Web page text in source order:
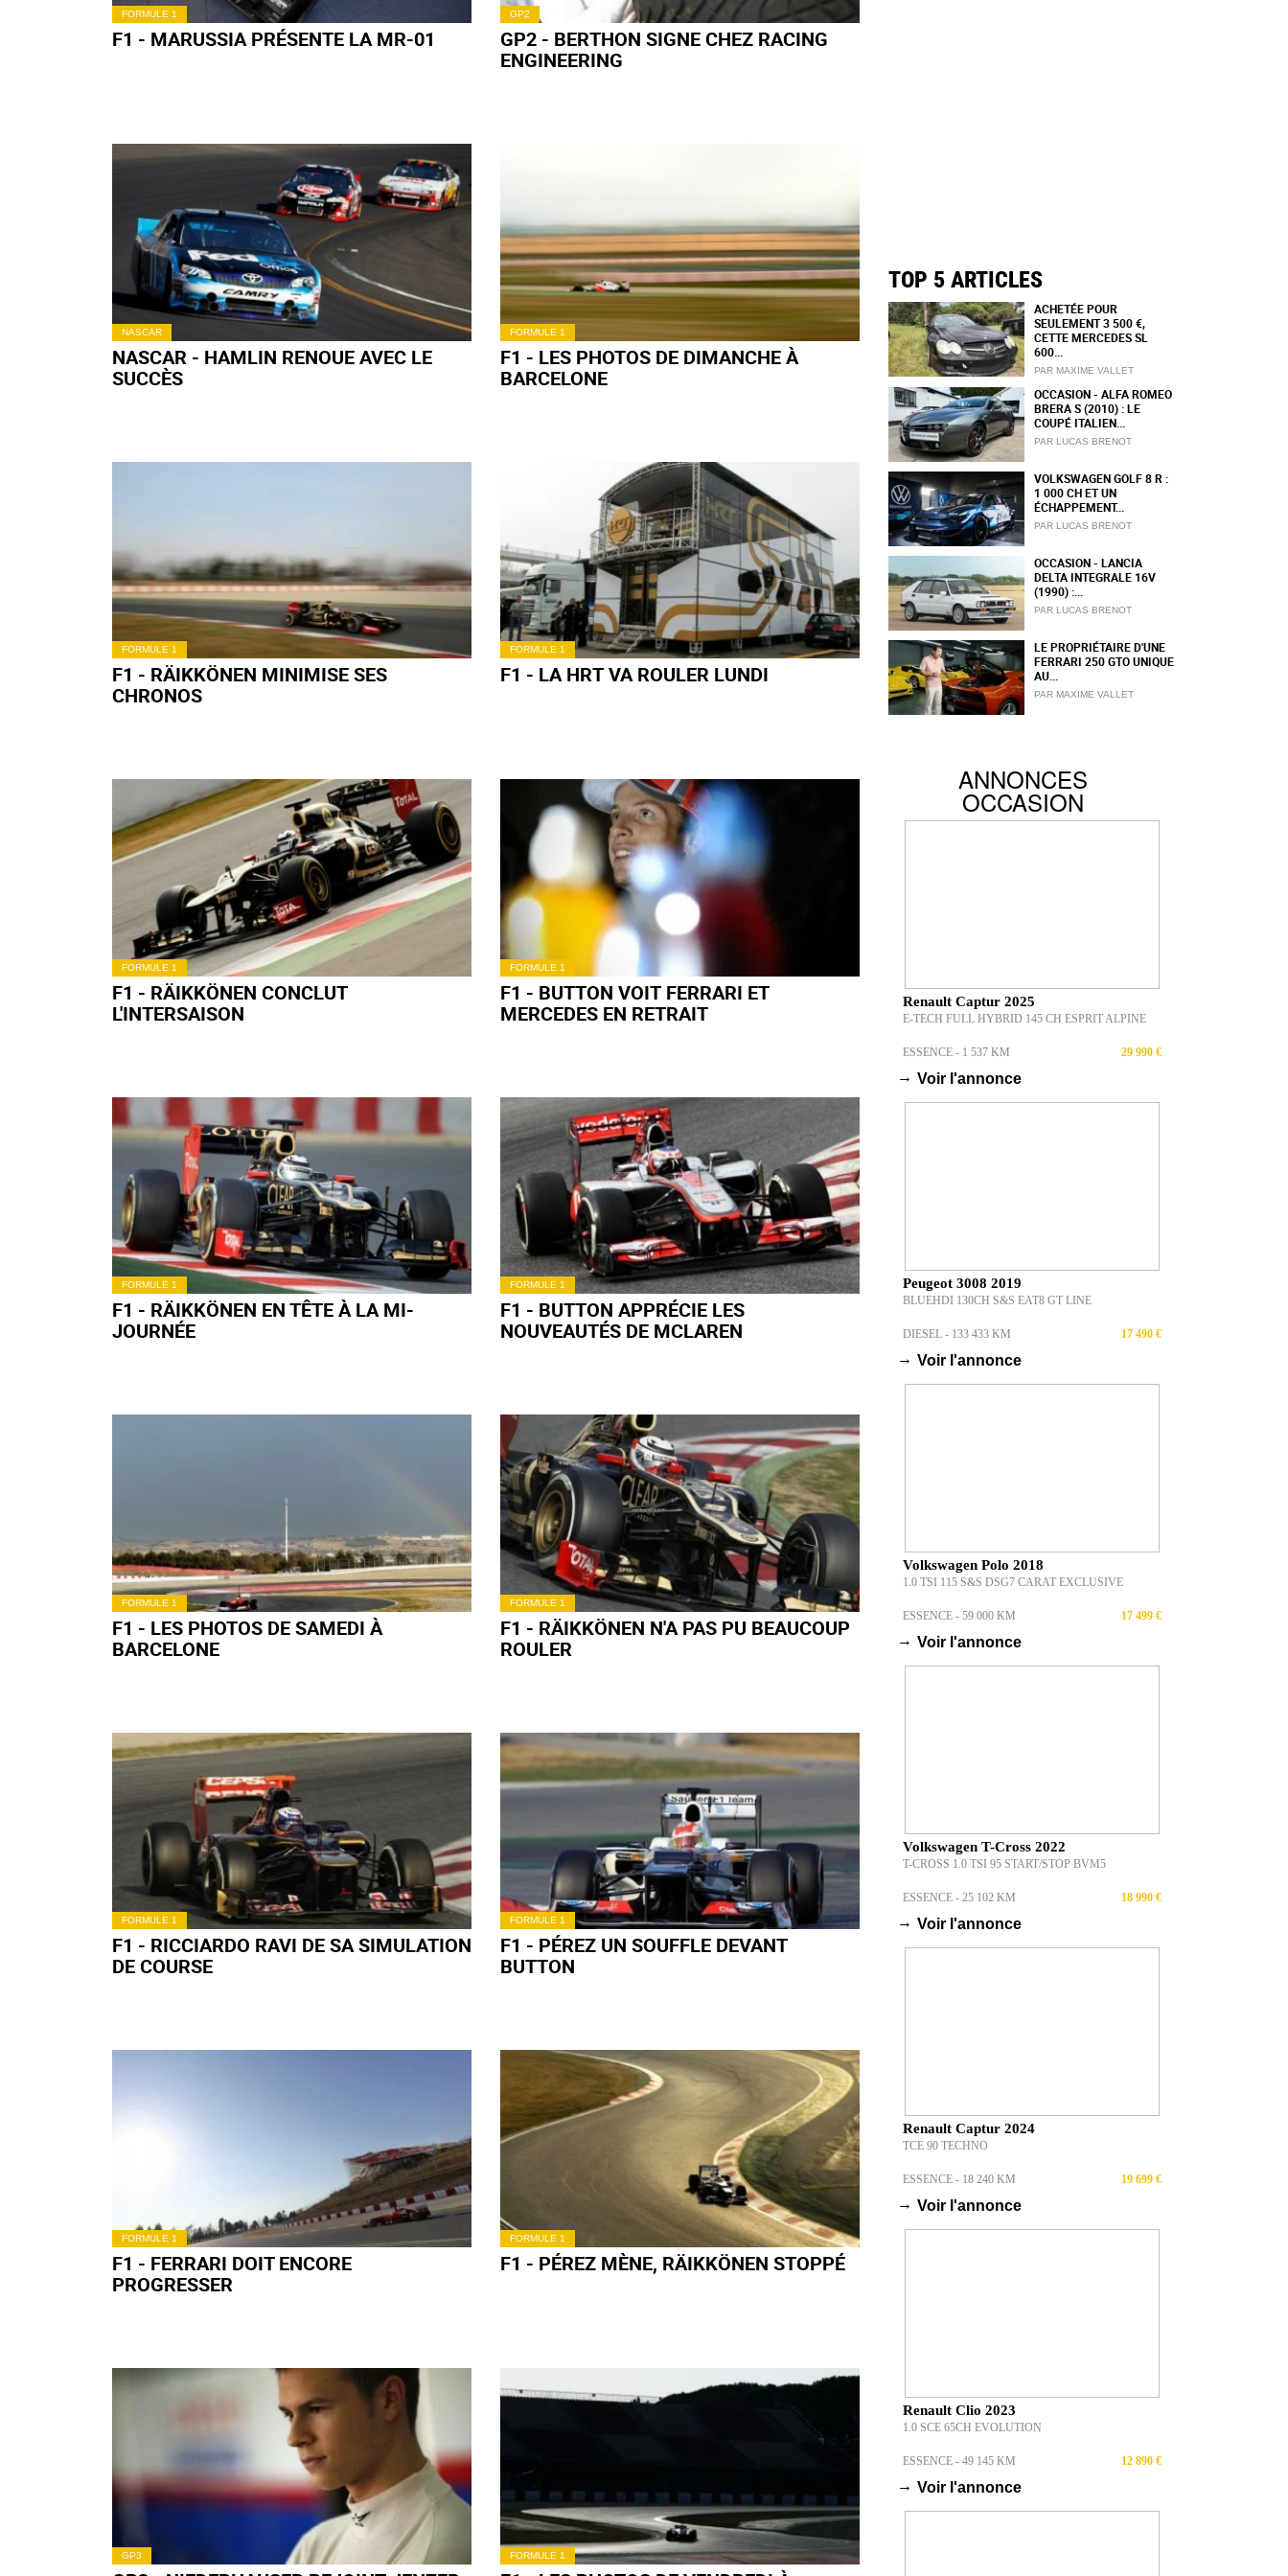
FORMULE 1
F1 - MARUSSIA PRÉSENTE LA MR-01
GP2
GP2 - BERTHON SIGNE CHEZ RACING
ENGINEERING
NASCAR
NASCAR - HAMLIN RENOUE AVEC LE
SUCCÈS
FORMULE 1
F1 - LES PHOTOS DE DIMANCHE À
BARCELONE
FORMULE 1
F1 - RÄIKKÖNEN MINIMISE SES
CHRONOS
FORMULE 1
F1 - LA HRT VA ROULER LUNDI
FORMULE 1
F1 - RÄIKKÖNEN CONCLUT
L'INTERSAISON
FORMULE 1
F1 - BUTTON VOIT FERRARI ET
MERCEDES EN RETRAIT
FORMULE 1
F1 - RÄIKKÖNEN EN TÊTE À LA MI-
JOURNÉE
FORMULE 1
F1 - BUTTON APPRÉCIE LES
NOUVEAUTÉS DE MCLAREN
FORMULE 1
F1 - LES PHOTOS DE SAMEDI À
BARCELONE
FORMULE 1
F1 - RÄIKKÖNEN N'A PAS PU BEAUCOUP
ROULER
FORMULE 1
F1 - RICCIARDO RAVI DE SA SIMULATION
DE COURSE
FORMULE 1
F1 - PÉREZ UN SOUFFLE DEVANT
BUTTON
FORMULE 1
F1 - FERRARI DOIT ENCORE
PROGRESSER
FORMULE 1
F1 - PÉREZ MÈNE, RÄIKKÖNEN STOPPÉ
GP3 FORMULE 1
TOP 5 ARTICLES
ACHETÉE POUR
SEULEMENT 3 500 €,
CETTE MERCEDES SL
600...
PAR MAXIME VALLET
OCCASION - ALFA ROMEO
BRERA S (2010) : LE
COUPÉ ITALIEN...
PAR LUCAS BRENOT
VOLKSWAGEN GOLF 8 R :
1 000 CH ET UN
ÉCHAPPEMENT...
PAR LUCAS BRENOT
OCCASION - LANCIA
DELTA INTEGRALE 16V
(1990) :...
PAR LUCAS BRENOT
LE PROPRIÉTAIRE D'UNE
FERRARI 250 GTO UNIQUE
AU...
PAR MAXIME VALLET
ANNONCES
OCCASION
Renault Captur 2025
E-TECH FULL HYBRID 145 CH ESPRIT ALPINE
ESSENCE - 1 537 KM 29 990 €
→ Voir l'annonce
Peugeot 3008 2019
BLUEHDI 130CH S&S EAT8 GT LINE
DIESEL - 133 433 KM 17 490 €
→ Voir l'annonce
Volkswagen Polo 2018
1.0 TSI 115 S&S DSG7 CARAT EXCLUSIVE
ESSENCE - 59 000 KM 17 499 €
→ Voir l'annonce
Volkswagen T-Cross 2022
T-CROSS 1.0 TSI 95 START/STOP BVM5
ESSENCE - 25 102 KM 18 990 €
→ Voir l'annonce
Renault Captur 2024
TCE 90 TECHNO
ESSENCE - 18 240 KM 19 699 €
→ Voir l'annonce
Renault Clio 2023
1.0 SCE 65CH EVOLUTION
ESSENCE - 49 145 KM 12 890 €
→ Voir l'annonce